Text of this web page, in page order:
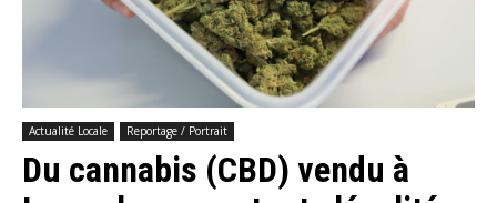
Actualité Locale Reportage / Portrait
Du cannabis (CBD) vendu à